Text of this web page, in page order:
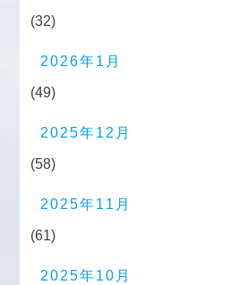
(32)
2026年1月
(49)
2025年12月
(58)
2025年11月
(61)
2025年10月